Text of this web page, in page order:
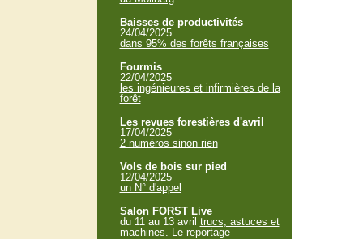
Baisses de productivités
24/04/2025
dans 95% des forêts françaises
Fourmis
22/04/2025
les ingénieures et infirmières de la
forêt
Les revues forestières d'avril
17/04/2025
2 numéros sinon rien
Vols de bois sur pied
12/04/2025
un N° d'appel
Salon FORST Live
du 11 au 13 avril trucs, astuces et
machines. Le reportage